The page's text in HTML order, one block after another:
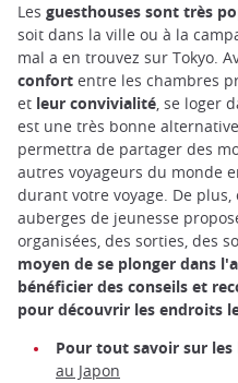
Les guesthouses sont très
soit dans la ville ou à la
mal a en trouvez sur Tokyo.
confort entre les chambres
et leur convivialité, se loger
est une très bonne
permettra de partager des
autres voyageurs du monde
durant votre voyage. De
auberges de jeunesse
organisées, des sorties, des
moyen de se plonger dans
bénéficier des conseils et
pour découvrir les endroits
Pour tout savoir sur les
au Japon